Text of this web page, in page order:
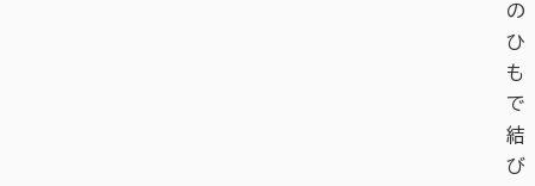
の
ひ
も
で
結
び